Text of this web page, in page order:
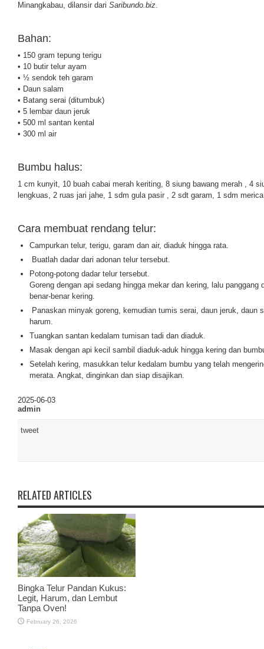
Minangkabau, dilansir dari Saribundo.biz.
Bahan:
• 150 gram tepung terigu
• 10 butir telur ayam
• ½ sendok teh garam
• Daun salam
• Batang serai (ditumbuk)
• 5 lembar daun jeruk
• 500 ml santan kental
• 300 ml air
Bumbu halus:
1 cm kunyit, 10 buah cabai merah keriting, 8 siung bawang merah , 4
lengkuas, 2 ruas jari jahe, 1 sdm gula pasir , 2 sdt garam, 1 sdm
Cara membuat rendang telur:
Campurkan telur, terigu, garam dan air, diaduk hingga rata.
Buatlah dadar dari adonan telur tersebut.
Potong-potong dadar telur tersebut.
Goreng dengan api sedang hingga mekar dan kering, lalu panggang
benar-benar kering.
Panaskan minyak goreng, kemudian tumis serai, daun jeruk, daun
harum.
Tuangkan santan kedalam tumisan tadi dan diaduk.
Masak dengan api kecil sambil diaduk-aduk hingga kering dan
Setelah kering, masukkan telur kedalam bumbu yang telah
merata. Angkat, dinginkan dan siap disajikan.
2025-06-03
admin
tweet
RELATED ARTICLES
Bingka Telur Pandan Kukus:
Legit, Harum, dan Lembut
Tanpa Oven!
February 26, 2026